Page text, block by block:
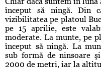
început să ningă. Din
vizibilitatea pe platoul
pe 15 aprilie, este
moderate. La munte, pe
început să ningă. La
sub formă de ninsoare
2000 de metri, iar la